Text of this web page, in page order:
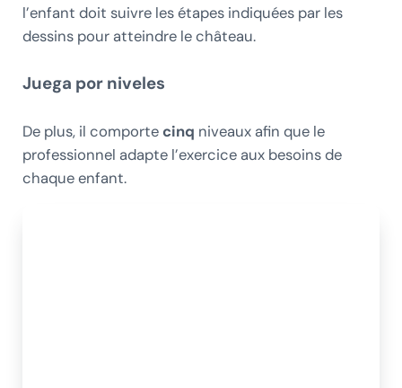
l’enfant doit suivre les étapes indiquées par les
dessins pour atteindre le château.
Juega por niveles
De plus, il comporte cinq niveaux afin que le
professionnel adapte l’exercice aux besoins de
chaque enfant.